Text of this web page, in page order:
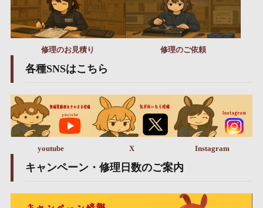
修理のお見積り 修理のご依頼
各種SNSはこちら
youtube X Instagram
キャンペーン・修理日数のご案内